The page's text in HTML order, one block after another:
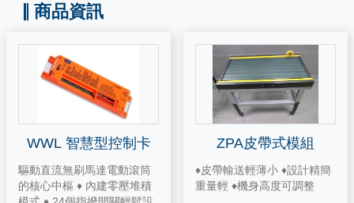
商品資訊
WWL 智慧型控制卡
驅動直流無刷馬達電動滾筒
的核心中樞 ♦ 內建零壓堆積
ZPA皮帶式模組
♦皮帶輸送輕薄小 ♦設計精簡